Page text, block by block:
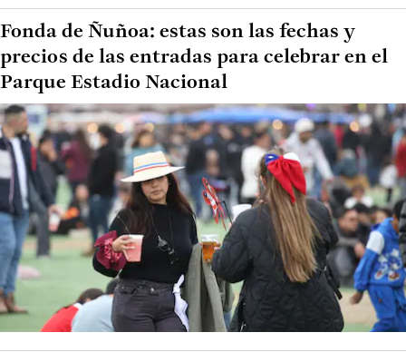
Fonda de Ñuñoa: estas son las fechas y
precios de las entradas para celebrar en el
Parque Estadio Nacional